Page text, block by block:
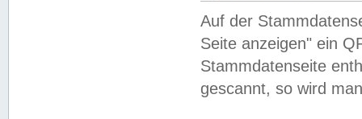
Auf der
Seite anzeigen" ein
Stammdatenseite
gescannt, so wird